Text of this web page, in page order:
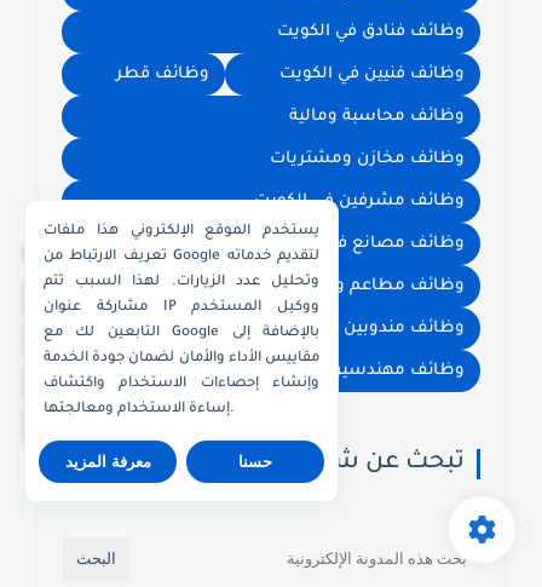
واتساب الكويت
واتساب قطر
واتساب عُمان
واتساب الإمارات
وظائف فنادق في الكويت
وظائف فنيين في الكويت وظائف قطر
وظائف محاسبة ومالية
وظائف مخازن ومشتريات
وظائف مشرفين في الكويت
وظائف مصانع في الكويت
وظائف مطاعم وشيفات ومعلمين اطعمة
وظائف مندوبين ومبيعات في الكويت
وظائف مهندسين في الكويت
تبحث عن شيئ ؟
يستخدم الموقع الإلكتروني هذا ملفات
تعريف الارتباط من Google لتقديم خدماته
وتحليل عدد الزيارات. لهذا السبب تتم
مشاركة عنوان IP ووكيل المستخدم
التابعين لك مع Google بالإضافة إلى
مقاييس الأداء والأمان لضمان جودة الخدمة
وإنشاء إحصاءات الاستخدام واكتشاف
إساءة الاستخدام ومعالجتها.
معرفة المزيد حسنا